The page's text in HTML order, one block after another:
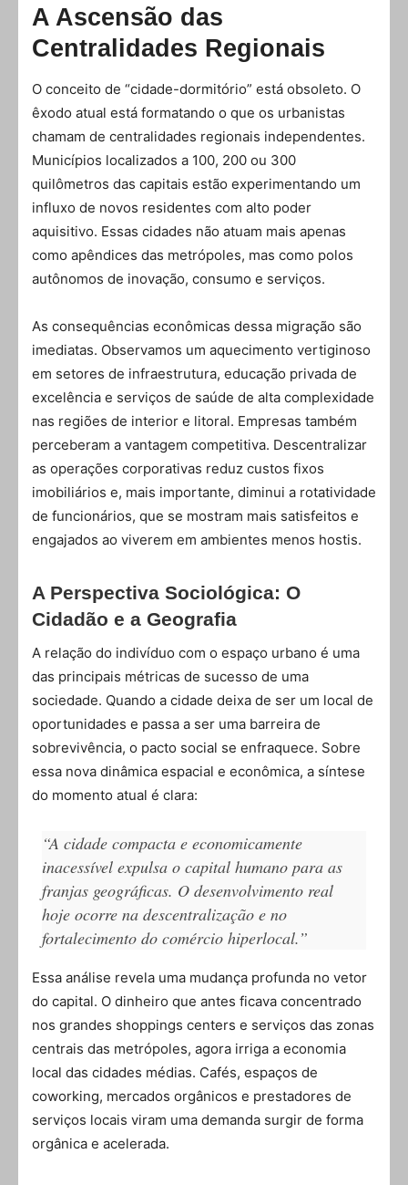
A Ascensão das
Centralidades Regionais
O conceito de “cidade-dormitório” está obsoleto. O
êxodo atual está formatando o que os urbanistas
chamam de centralidades regionais independentes.
Municípios localizados a 100, 200 ou 300
quilômetros das capitais estão experimentando um
influxo de novos residentes com alto poder
aquisitivo. Essas cidades não atuam mais apenas
como apêndices das metrópoles, mas como polos
autônomos de inovação, consumo e serviços.
As consequências econômicas dessa migração são
imediatas. Observamos um aquecimento vertiginoso
em setores de infraestrutura, educação privada de
excelência e serviços de saúde de alta complexidade
nas regiões de interior e litoral. Empresas também
perceberam a vantagem competitiva. Descentralizar
as operações corporativas reduz custos fixos
imobiliários e, mais importante, diminui a rotatividade
de funcionários, que se mostram mais satisfeitos e
engajados ao viverem em ambientes menos hostis.
A Perspectiva Sociológica: O
Cidadão e a Geografia
A relação do indivíduo com o espaço urbano é uma
das principais métricas de sucesso de uma
sociedade. Quando a cidade deixa de ser um local de
oportunidades e passa a ser uma barreira de
sobrevivência, o pacto social se enfraquece. Sobre
essa nova dinâmica espacial e econômica, a síntese
do momento atual é clara:
“A cidade compacta e economicamente
inacessível expulsa o capital humano para as
franjas geográficas. O desenvolvimento real
hoje ocorre na descentralização e no
fortalecimento do comércio hiperlocal.”
Essa análise revela uma mudança profunda no vetor
do capital. O dinheiro que antes ficava concentrado
nos grandes shoppings centers e serviços das zonas
centrais das metrópoles, agora irriga a economia
local das cidades médias. Cafés, espaços de
coworking, mercados orgânicos e prestadores de
serviços locais viram uma demanda surgir de forma
orgânica e acelerada.